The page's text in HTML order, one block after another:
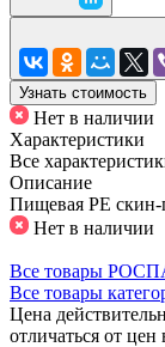
Узнать стоимость
Нет в наличии
Характеристики
Все
Описание
Пищевая PE
Нет в наличии
Все товары
Все товары
Цена
отличаться от